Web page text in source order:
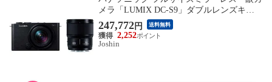
メラ「LUMIX DC-S9」ダブルレンズキッ
ト（ジェットブラック） Panasonic DC-S9W
-K 【返品種別A】
247,772円 送料無料
2,252
Joshin